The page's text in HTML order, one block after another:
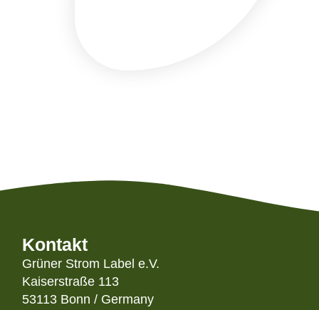
Kontakt
Grüner Strom Label e.V.
Kaiserstraße 113
53113 Bonn / Germany